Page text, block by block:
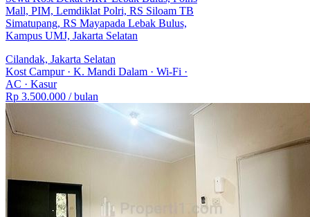
Mall, PIM, Lemdiklat Polri, RS Siloam TB
Simatupang, RS Mayapada Lebak Bulus,
Kampus UMJ, Jakarta Selatan
Cilandak, Jakarta Selatan
Kost Campur· K. Mandi Dalam · Wi-Fi ·
AC · Kasur
Rp 3.500.000 / bulan